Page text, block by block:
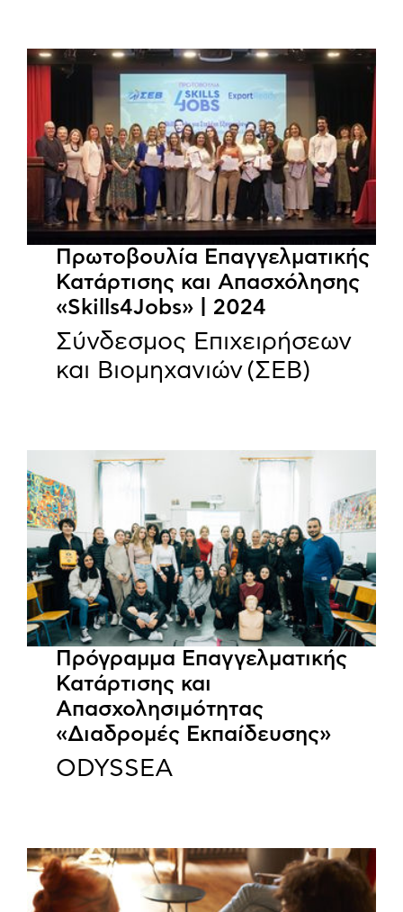
Πρωτοβουλία Επαγγελματικής
Κατάρτισης και Απασχόλησης
«Skills4Jobs» | 2024
Σύνδεσμος Επιχειρήσεων
και Βιομηχανιών (ΣΕΒ)
Πρόγραμμα Επαγγελματικής
Κατάρτισης και
Απασχολησιμότητας
«Διαδρομές Εκπαίδευσης»
ODYSSEA